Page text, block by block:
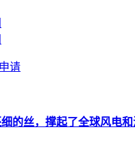
请
细的丝，撑起了全球风电